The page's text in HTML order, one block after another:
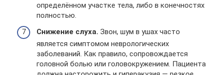
определённом участке тела, либо в конечностях
полностью.
Снижение слуха. Звон, шум в ушах часто
является симптомом неврологических
заболеваний. Как правило, сопровождается
головной болью или головокружением. Пациента